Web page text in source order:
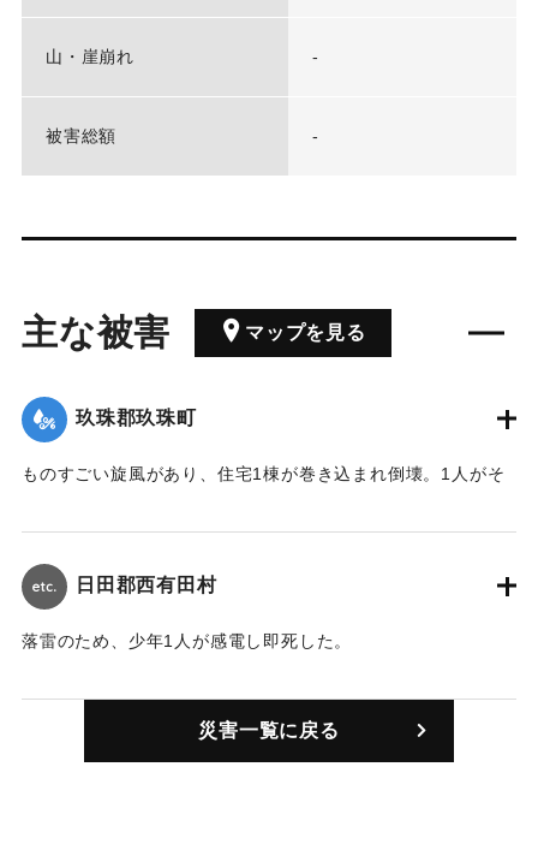
山・崖崩れ -
被害総額 -
主な被害 マップを見る
玖珠郡玖珠町
ものすごい旋風があり、住宅1棟が巻き込まれ倒壊。1人がそ
日田郡西有田村
落雷のため、少年1人が感電し即死した。
｜固有コード:00344002
災害一覧に戻る